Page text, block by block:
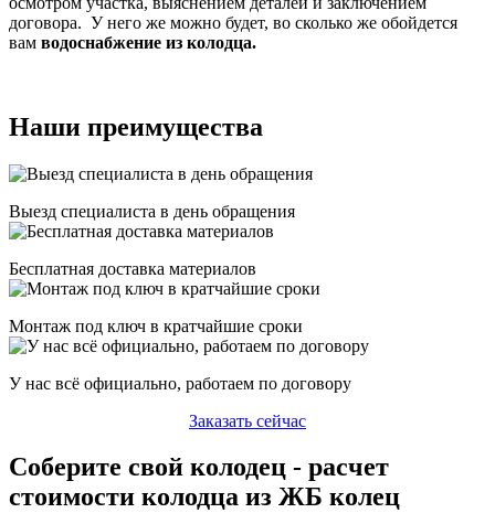
договора. У него же можно будет, во сколько же обойдется
вам водоснабжение из колодца.
Наши преимущества
Выезд специалиста в день обращения
Бесплатная доставка материалов
Монтаж под ключ в кратчайшие сроки
У нас всё официально, работаем по договору
Заказать сейчас
Соберите свой колодец - расчет
стоимости колодца из ЖБ колец